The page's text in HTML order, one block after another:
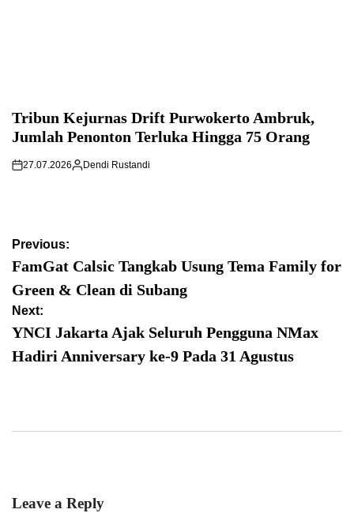
Tribun Kejurnas Drift Purwokerto Ambruk,
Jumlah Penonton Terluka Hingga 75 Orang
27.07.2026 Dendi Rustandi
Post
navigation
Previous:
FamGat Calsic Tangkab Usung Tema Family for
Green & Clean di Subang
Next:
YNCI Jakarta Ajak Seluruh Pengguna NMax
Hadiri Anniversary ke-9 Pada 31 Agustus
Leave a Reply